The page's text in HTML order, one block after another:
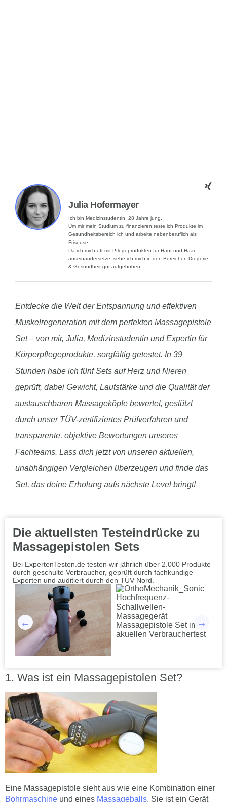
Julia Hofermayer
Ich bin Medizinstudentin, 28 Jahre jung.
Um mir mein Studium zu finanzieren teste ich Produkte im
Gesundheitsbereich ich und arbeite nebenberuflich als
Friseuse.
Da ich mich oft mit Pflegeprodukten für Haut und Haar
auseinandersetze, sehe ich mich in den Bereichen Drogerie
& Gesundheit gut aufgehoben.
Entdecke die Welt der Entspannung und effektiven
Muskelregeneration mit dem perfekten Massagepistole
Set – von mir, Julia, Medizinstudentin und Expertin für
Körperpflegeprodukte, sorgfältig getestet. In 39
Stunden habe ich fünf Sets auf Herz und Nieren
geprüft, dabei Gewicht, Lautstärke und die Qualität der
austauschbaren Massageköpfe bewertet, gestützt
durch unser TÜV-zertifiziertes Prüfverfahren und
transparente, objektive Bewertungen unseres
Fachteams. Lass dich jetzt von unseren aktuellen,
unabhängigen Vergleichen überzeugen und finde das
Set, das deine Erholung aufs nächste Level bringt!
Die aktuellsten Testeindrücke zu
Massagepistolen Sets
Bei ExpertenTesten.de testen wir jährlich über 2.000 Produkte
durch geschulte Verbraucher, geprüft durch fachkundige
Experten und auditiert durch den TÜV Nord.
Was ist ein Massagepistolen Set?
Eine Massagepistole sieht aus wie eine Kombination einer
Bohrmaschine und eines Massageballs. Sie ist ein Gerät